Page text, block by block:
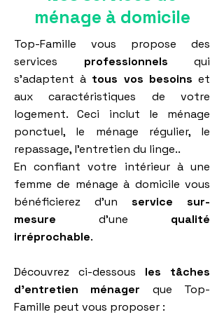
ménage à domicile
Top-Famille vous propose des
services professionnels qui
s'adaptent à tous vos besoins et
aux caractéristiques de votre
logement. Ceci inclut le ménage
ponctuel, le ménage régulier, le
repassage, l'entretien du linge..
En confiant votre intérieur à une
femme de ménage à domicile vous
bénéficierez d'un service sur-
mesure d'une qualité
irréprochable.
Découvrez ci-dessous les tâches
d'entretien ménager que Top-
Famille peut vous proposer :